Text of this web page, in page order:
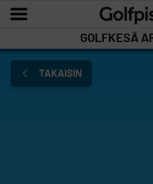
GOLFKESÄ
TAKAISIN